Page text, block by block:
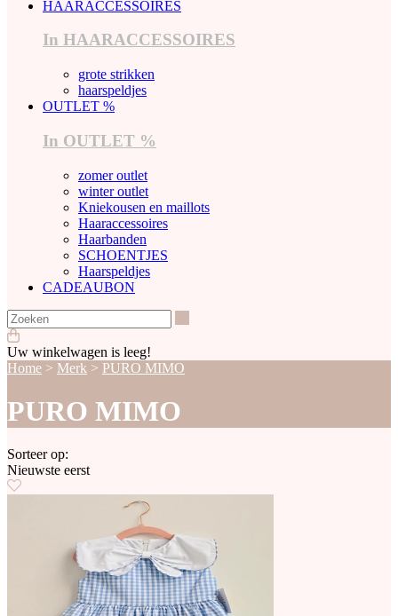
HAARACCESSOIRES
In HAARACCESSOIRES
grote strikken
haarspeldjes
OUTLET %
In OUTLET %
zomer outlet
winter outlet
Kniekousen en maillots
Haaraccessoires
Haarbanden
SCHOENTJES
Haarspeldjes
CADEAUBON
Uw winkelwagen is leeg!
Home > Merk > PURO MIMO
PURO MIMO
Sorteer op:
Nieuwste eerst